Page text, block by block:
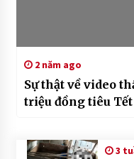
2 năm ago
Sự thật về video
triệu đồng tiêu
3